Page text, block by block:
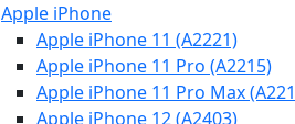
Apple iPhone
Apple iPhone 11 (A2221)
Apple iPhone 11 Pro (A2215)
Apple iPhone 11 Pro Max
Apple iPhone 12 (A2403)